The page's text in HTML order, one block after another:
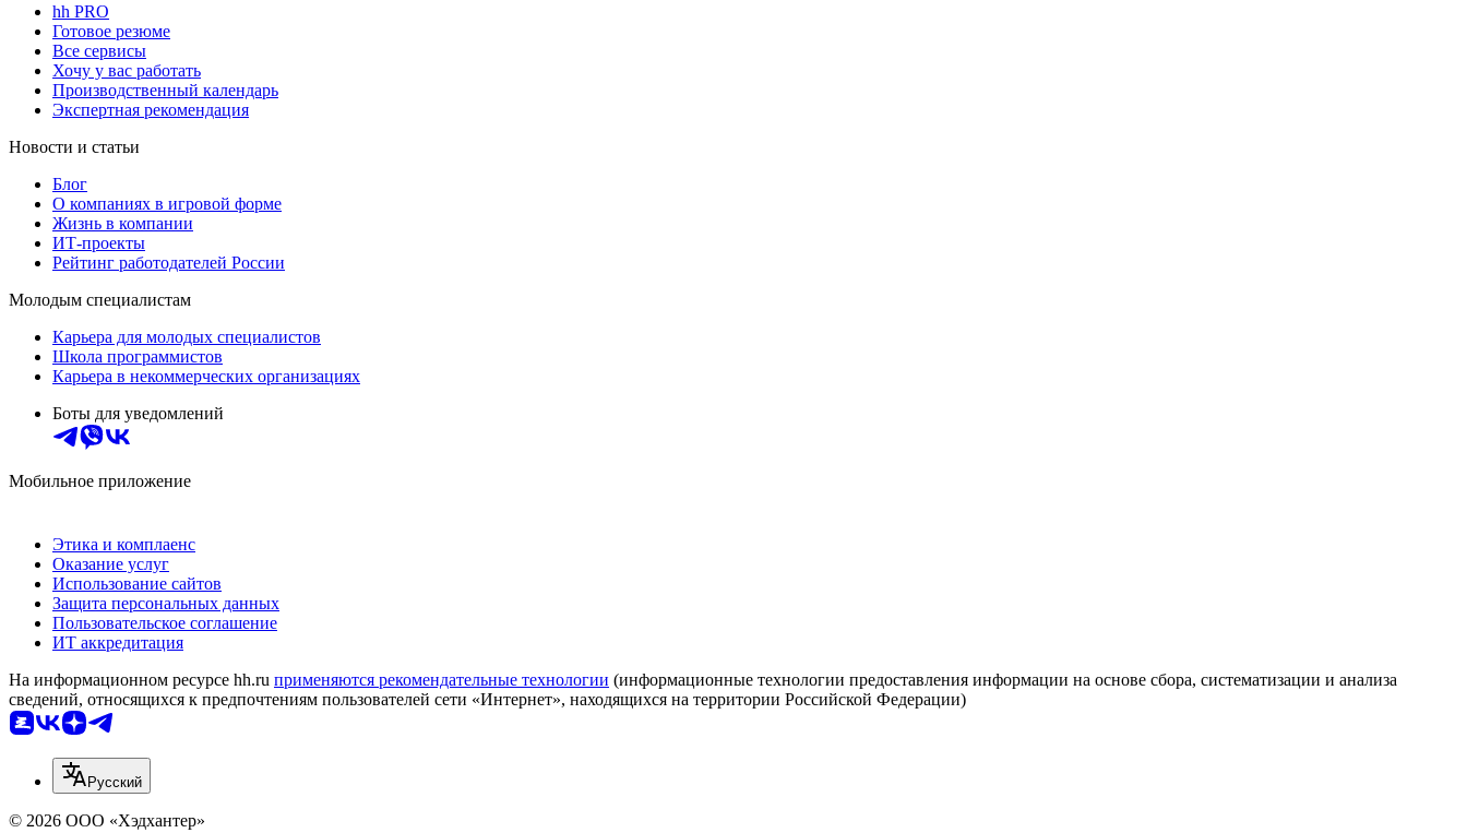
hh PRO
Готовое резюме
Все сервисы
Хочу у вас работать
Производственный календарь
Экспертная рекомендация
Новости и статьи
Блог
О компаниях в игровой форме
Жизнь в компании
ИТ-проекты
Рейтинг работодателей России
Молодым специалистам
Карьера для молодых специалистов
Школа программистов
Карьера в некоммерческих организациях
Боты для уведомлений
Мобильное приложение
Этика и комплаенс
Оказание услуг
Использование сайтов
Защита персональных данных
Пользовательское соглашение
ИТ аккредитация
На информационном ресурсе hh.ru применяются рекомендательные технологии (информационные технологии предоставления информации на основе сбора, систематизации и анализа
сведений, относящихся к предпочтениям пользователей сети «Интернет», находящихся на территории Российской Федерации)
Русский
© 2026 ООО «Хэдхантер»